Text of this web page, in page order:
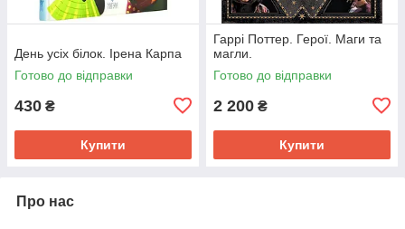
День усіх білок. Ірена Карпа
Готово до відправки
430 ₴
Купити
Гаррі Поттер. Герої. Маги та
магли.
Готово до відправки
2 200 ₴
Купити
Про нас